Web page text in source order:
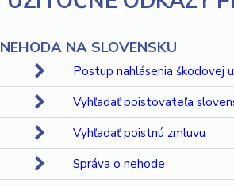
NEHODA NA SLOVENSKU
Postup nahlásenia škodovej
Vyhľadať poistovateľa
Vyhľadať poistnú zmluvu
Správa o nehode